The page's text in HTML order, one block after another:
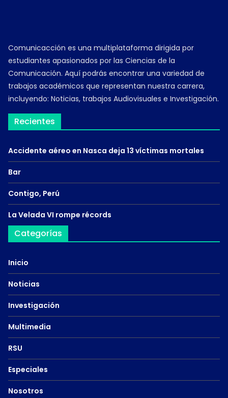
Comunicacción es una multiplataforma dirigida por
estudiantes apasionados por las Ciencias de la
Comunicación. Aquí podrás encontrar una variedad de
trabajos académicos que representan nuestra carrera,
incluyendo: Noticias, trabajos Audiovisuales e Investigación.
Recientes
Accidente aéreo en Nasca deja 13 víctimas mortales
Bar
Contigo, Perú
La Velada VI rompe récords
Categorías
Inicio
Noticias
Investigación
Multimedia
RSU
Especiales
Nosotros